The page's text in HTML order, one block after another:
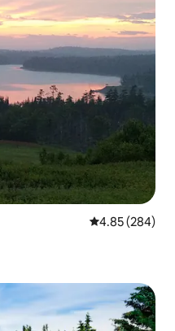
レビュー284
4.85 (284)